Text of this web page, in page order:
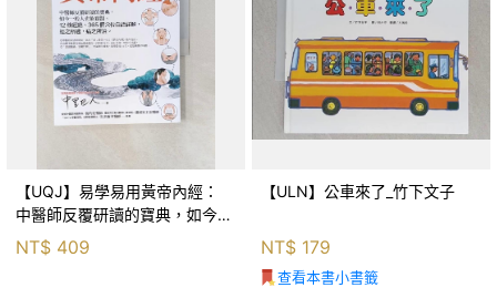
【UQJ】易學易用黃帝內經：
中醫師反覆研讀的寶典，如今一
般人也能實踐。12條經絡、365
個穴位白話詳解，經之所過，病
NT$ 409
【ULN】公車來了_竹下文子
NT$ 179
查看本書小書籤